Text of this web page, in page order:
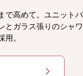
で高めて。ユニット
とガラス張りのシャ
用。